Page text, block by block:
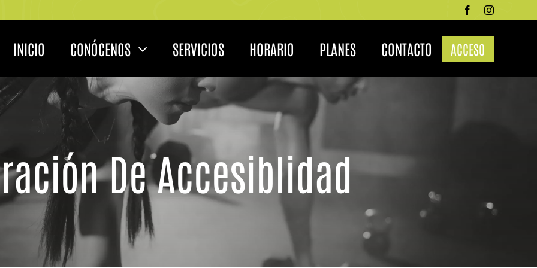
INICIO CONÓCENOS SERVICIOS HORARIO PLANES CONTACTO ACCESO
De Accesiblidad